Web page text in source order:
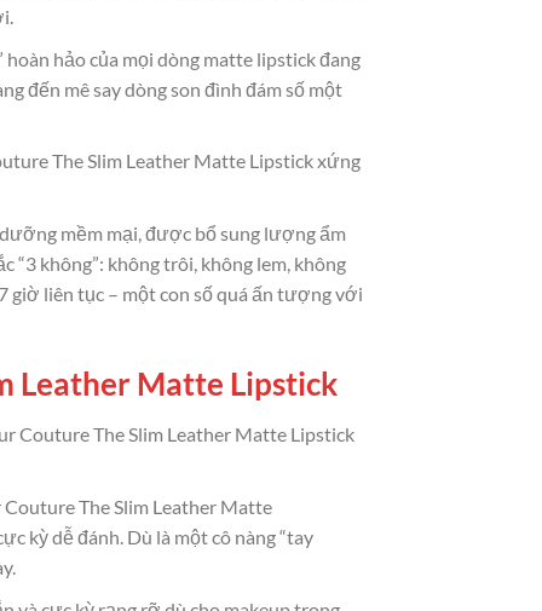
hảo của mọi dòng matte lipstick đang
đến mê say dòng son đình đám số một
The Slim Leather Matte Lipstick xứng
mềm mại, được bổ sung lượng ẩm
“3 không”: không trôi, không lem, không
liên tục – một con số quá ấn tượng với
Leather Matte Lipstick
Couture The Slim Leather Matte Lipstick
The Slim Leather Matte
kỳ dễ đánh. Dù là một cô nàng “tay